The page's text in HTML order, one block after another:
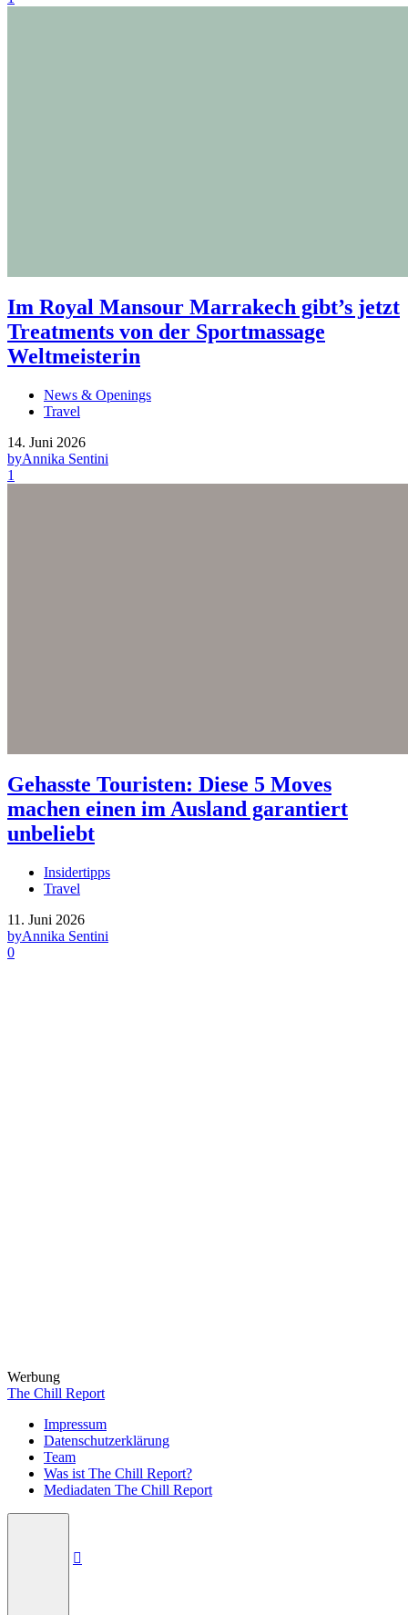
Im Royal Mansour Marrakech gibt’s jetzt
Treatments von der Sportmassage
Weltmeisterin
News & Openings
Travel
14. Juni 2026
byAnnika Sentini
1
Gehasste Touristen: Diese 5 Moves
machen einen im Ausland garantiert
unbeliebt
Insidertipps
Travel
11. Juni 2026
byAnnika Sentini
0
Werbung
The Chill Report
Impressum
Datenschutzerklärung
Team
Was ist The Chill Report?
Mediadaten The Chill Report